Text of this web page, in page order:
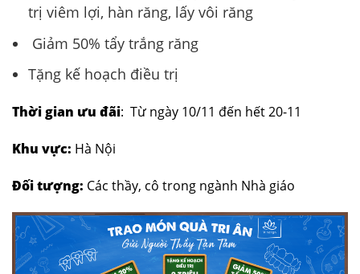
trị viêm lợi, hàn răng, lấy vôi răng
Giảm 50% tẩy trắng răng
Tặng kế hoạch điều trị
Thời gian ưu đãi: Từ ngày 10/11 đến hết 20-11
Khu vực: Hà Nội
Đối tượng: Các thầy, cô trong ngành Nhà giáo